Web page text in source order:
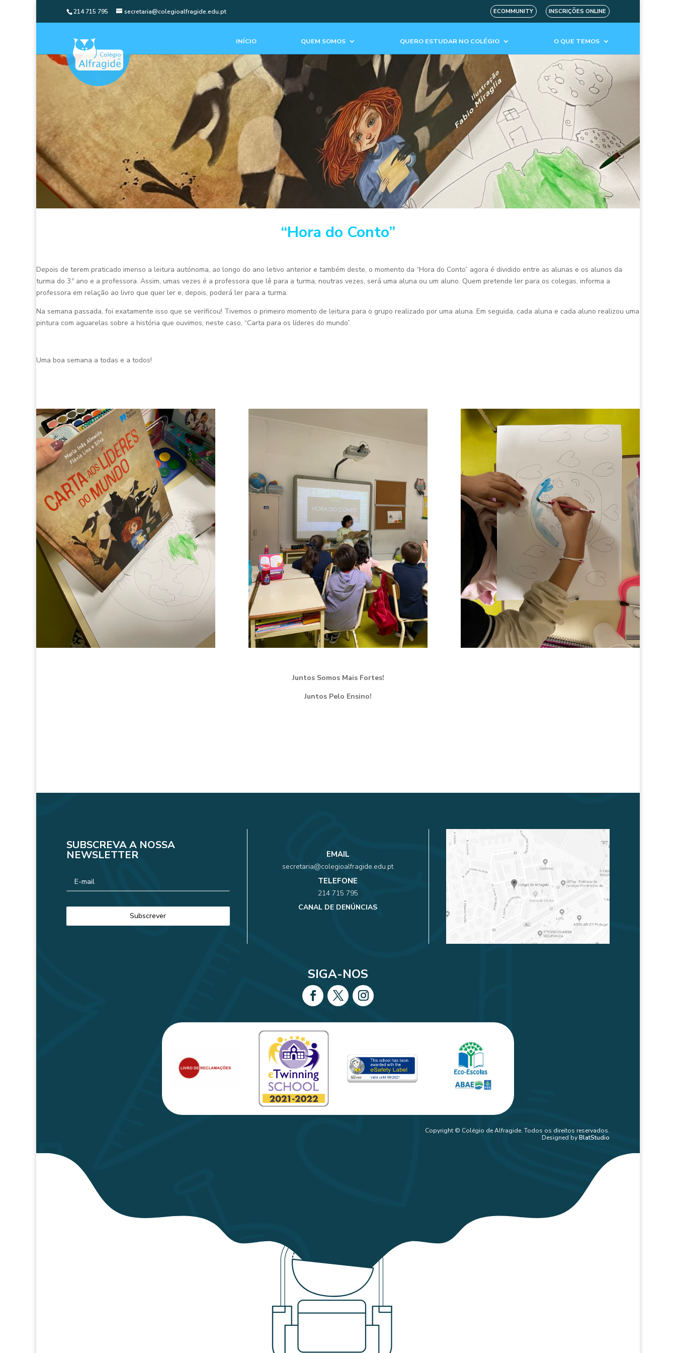
214 715 795 secretaria@colegioalfragide.edu.pt ECOMMUNITY INSCRIÇÕES ONLINE
INÍCIO QUEM SOMOS QUERO ESTUDAR NO COLÉGIO O QUE TEMOS
“Hora do Conto”
Depois de terem praticado imenso a leitura autónoma, ao longo do ano letivo anterior e também deste, o momento da “Hora do Conto” agora é dividido entre as alunas e os alunos da
turma do 3.º ano e a professora. Assim, umas vezes é a professora que lê para a turma, noutras vezes, será uma aluna ou um aluno. Quem pretende ler para os colegas, informa a
professora em relação ao livro que quer ler e, depois, poderá ler para a turma.
Na semana passada, foi exatamente isso que se verificou! Tivemos o primeiro momento de leitura para o grupo realizado por uma aluna. Em seguida, cada aluna e cada aluno realizou uma
pintura com aguarelas sobre a história que ouvimos, neste caso, “Carta para os líderes do mundo”.
Uma boa semana a todas e a todos!
Juntos Somos Mais Fortes!
Juntos Pelo Ensino!
SUBSCREVA A NOSSA
NEWSLETTER EMAIL
secretaria@colegioalfragide.edu.pt
TELEFONE
214 715 795
CANAL DE DENÚNCIAS
SIGA-NOS
Copyright © Colégio de Alfragide. Todos os direitos reservados.
Designed byBlatStudio